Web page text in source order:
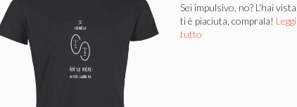
Sei impulsivo, no? L’hai vista,
ti è piaciuta, comprala! Leggi
tutto